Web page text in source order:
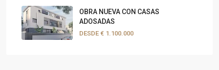
OBRA NUEVA CON CASAS
ADOSADAS
DESDE € 1.100.000